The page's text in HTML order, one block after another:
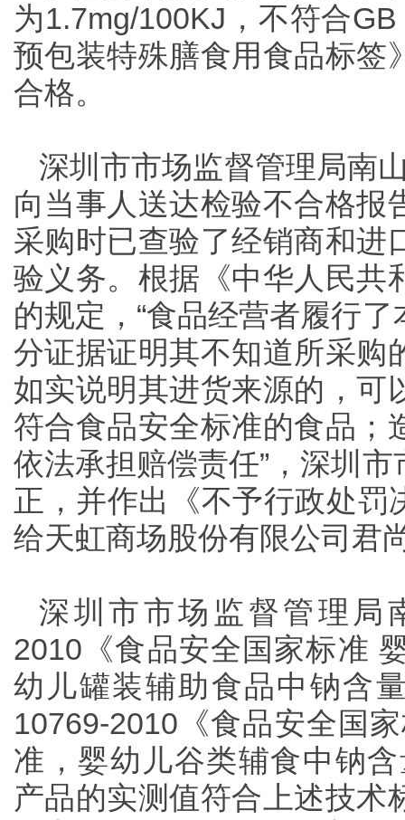
为1.7mg/100KJ，不符合
预包装特殊膳食用食品标签
合格。
深圳市市场监督管理局南
向当事人送达检验不合格报
采购时已查验了经销商和进
验义务。根据《中华人民共
的规定，“食品经营者履行
分证据证明其不知道所采购
如实说明其进货来源的，可
符合食品安全标准的食品；
依法承担赔偿责任”，深圳
正，并作出《不予行政处
给天虹商场股份有限公司君
深圳市市场监督管理局
2010《食品安全国家标准
幼儿罐装辅助食品中钠含
10769-2010《食品安全国
准，婴幼儿谷类辅食中钠
产品的实测值符合上述技术